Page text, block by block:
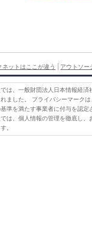
ネットはここが違う アウトソー
では、一般財団法人日本情報経
ました。 プライバシーマーク
準を満たす事業者に付与を認定
では、個人情報の管理を徹底し
。